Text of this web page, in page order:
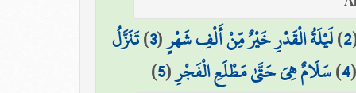
2
)لَيْلَةُ الْقَدْرِ خَيْرٌ مِّنْ أَلْفِ شَهْرٍ(
3
)تَنَزَّلُ
4
)سَلَامٌ هِيَ حَتَّىٰ مَطْلَعِ الْفَجْرِ(
5
)